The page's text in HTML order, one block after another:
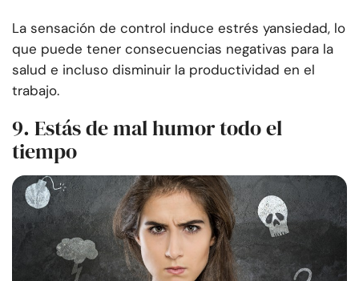
La sensación de control induce estrés yansiedad, lo
que puede tener consecuencias negativas para la
salud e incluso disminuir la productividad en el
trabajo.
9. Estás de mal humor todo el
tiempo